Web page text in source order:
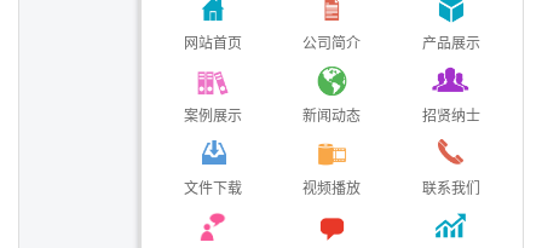
网站首页 公司简介 产品展示
案例展示 新闻动态 招贤纳士
文件下载 视频播放 联系我们